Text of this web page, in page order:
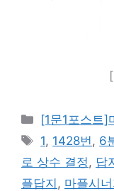
카
테
고
리
[1문1포스트]
태
그
1, 1428번 , 6
로 상수 결정 , 답
플답지 , 마플시